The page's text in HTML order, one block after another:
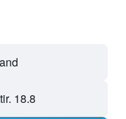
tir. 18.8